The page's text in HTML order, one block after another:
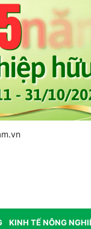
KINH TẾ NÔNG